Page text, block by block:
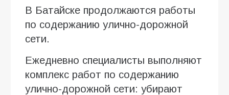
В Батайске продолжаются работы
по содержанию улично-дорожной
сети.
Ежедневно специалисты выполняют
комплекс работ по содержанию
улично-дорожной сети: убирают